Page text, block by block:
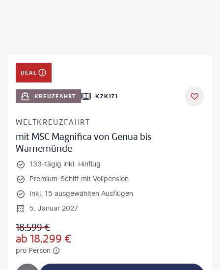
DEAL
KREUZFAHRT KZK171
WELTKREUZFAHRT
mit MSC Magnifica von Genua bis
Warnemünde
133-tägig inkl. Hinflug
Premium-Schiff mit Vollpension
Inkl. 15 ausgewählten Ausflügen
5. Januar 2027
18.599€
ab18.299 €
pro Person